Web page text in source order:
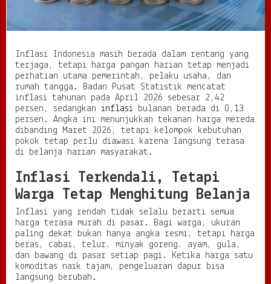
g
n
a
r
i
a
n
e
t
p
J
a
i
S
o
r
o
Inflasi Indonesia masih berada dalam rentang yang
terjaga, tetapi harga pangan harian tetap menjadi
perhatian utama pemerintah, pelaku usaha, dan
rumah tangga. Badan Pusat Statistik mencatat
inflasi tahunan pada April 2026 sebesar 2,42
persen, sedangkan inflasi bulanan berada di 0,13
persen. Angka ini menunjukkan tekanan harga mereda
dibanding Maret 2026, tetapi kelompok kebutuhan
pokok tetap perlu diawasi karena langsung terasa
di belanja harian masyarakat.
Inflasi Terkendali, Tetapi
Warga Tetap Menghitung Belanja
Inflasi yang rendah tidak selalu berarti semua
harga terasa murah di pasar. Bagi warga, ukuran
paling dekat bukan hanya angka resmi, tetapi harga
beras, cabai, telur, minyak goreng, ayam, gula,
dan bawang di pasar setiap pagi. Ketika harga satu
komoditas naik tajam, pengeluaran dapur bisa
langsung berubah.